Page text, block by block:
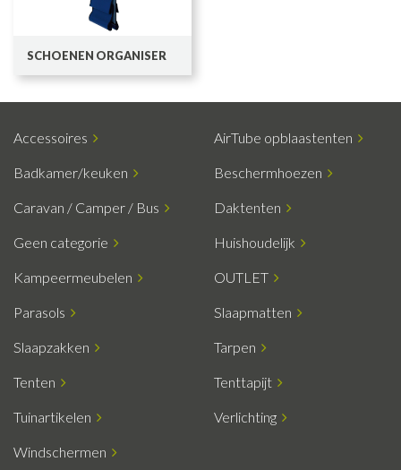
SCHOENEN ORGANISER
Accessoires AirTube opblaastenten
Badkamer/keuken Beschermhoezen
Caravan / Camper / Bus Daktenten
Geen categorie Huishoudelijk
Kampeermeubelen OUTLET
Parasols Slaapmatten
Slaapzakken Tarpen
Tenten Tenttapijt
Tuinartikelen Verlichting
Windschermen